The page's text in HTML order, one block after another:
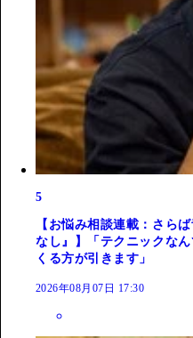
5
【お悩み相談連載：さら
なし』】「テクニックな
くる方が引きます」
2026年08月07日 17:30